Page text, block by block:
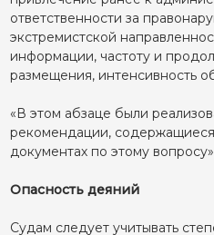
ответственности за
экстремистской
информации, частоту и
размещения, интенсивность
«В этом абзаце были
рекомендации,
документах по этому
Опасность деяний
Судам следует учитывать